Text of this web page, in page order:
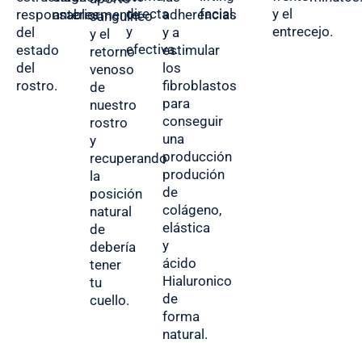
responsables
del
estado
del
rostro.
anteriormente.
sanguíneo
y el
retorno
venoso
de
nuestro
rostro
y
recuperando
la
posición
natural
de
debería
tener
tu
cuello.
directa
y
efectiva.
adherencias
y a
estimular
los
fibroblastos
para
conseguir
una
producción
produción
de
colágeno,
elástica
y
ácido
Hialuronico
de
forma
natural.
facial.
y el
entrecejo.